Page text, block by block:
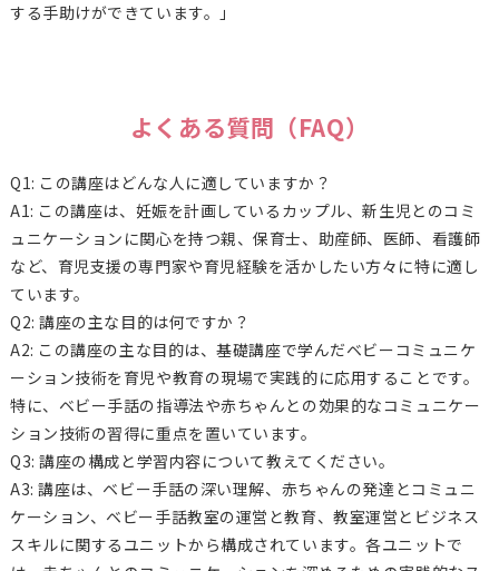
する手助けができています。」
よくある質問（FAQ）
Q1: この講座はどんな人に適していますか？
A1: この講座は、妊娠を計画しているカップル、新生児とのコミ
ュニケーションに関心を持つ親、保育士、助産師、医師、看護師
など、育児支援の専門家や育児経験を活かしたい方々に特に適し
ています。
Q2: 講座の主な目的は何ですか？
A2: この講座の主な目的は、基礎講座で学んだベビーコミュニケ
ーション技術を育児や教育の現場で実践的に応用することです。
特に、ベビー手話の指導法や赤ちゃんとの効果的なコミュニケー
ション技術の習得に重点を置いています。
Q3: 講座の構成と学習内容について教えてください。
A3: 講座は、ベビー手話の深い理解、赤ちゃんの発達とコミュニ
ケーション、ベビー手話教室の運営と教育、教室運営とビジネス
スキルに関するユニットから構成されています。各ユニットで